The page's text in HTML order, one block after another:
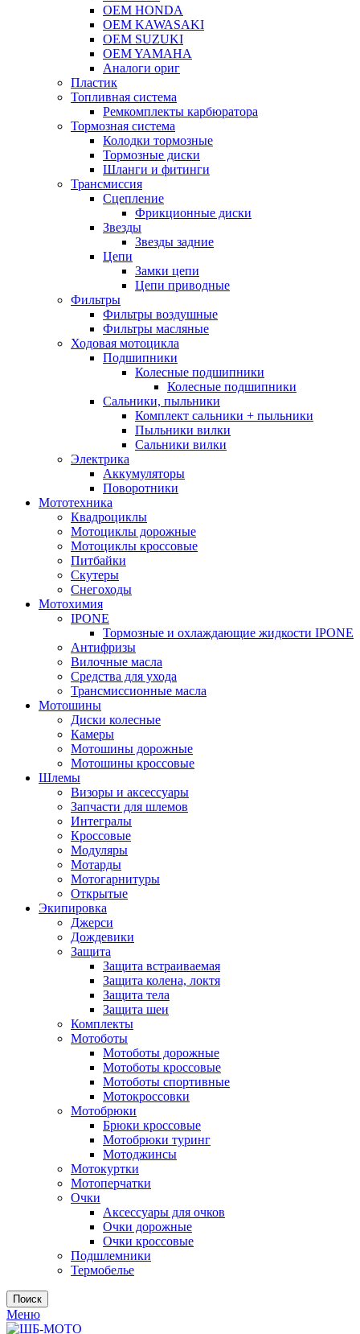
OEM HONDA
OEM KAWASAKI
OEM SUZUKI
OEM YAMAHA
Аналоги ориг
Пластик
Топливная система
Ремкомплекты карбюратора
Тормозная система
Колодки тормозные
Тормозные диски
Шланги и фитинги
Трансмиссия
Cцепление
Фрикционные диски
Звезды
Звезды задние
Цепи
Замки цепи
Цепи приводные
Фильтры
Фильтры воздушные
Фильтры масляные
Ходовая мотоцикла
Подшипники
Колесные подшипники
Колесные подшипники
Сальники, пыльники
Комплект сальники + пыльники
Пыльники вилки
Сальники вилки
Электрика
Аккумуляторы
Поворотники
Мототехника
Квадроциклы
Мотоциклы дорожные
Мотоциклы кроссовые
Питбайки
Скутеры
Снегоходы
Мотохимия
IPONE
Тормозные и охлаждающие жидкости IPONE
Антифризы
Вилочные масла
Средства для ухода
Трансмиссионные масла
Мотошины
Диски колесные
Камеры
Мотошины дорожные
Мотошины кроссовые
Шлемы
Визоры и аксессуары
Запчасти для шлемов
Интегралы
Кроссовые
Модуляры
Мотарды
Мотогарнитуры
Открытые
Экипировка
Джерси
Дождевики
Защита
Защита встраиваемая
Защита колена, локтя
Защита тела
Защита шеи
Комплекты
Мотоботы
Мотоботы дорожные
Мотоботы кроссовые
Мотоботы спортивные
Мотокроссовки
Мотобрюки
Брюки кроссовые
Мотобрюки туринг
Мотоджинсы
Мотокуртки
Мотоперчатки
Очки
Аксессуары для очков
Очки дорожные
Очки кроссовые
Подшлемники
Термобелье
Поиск
Меню